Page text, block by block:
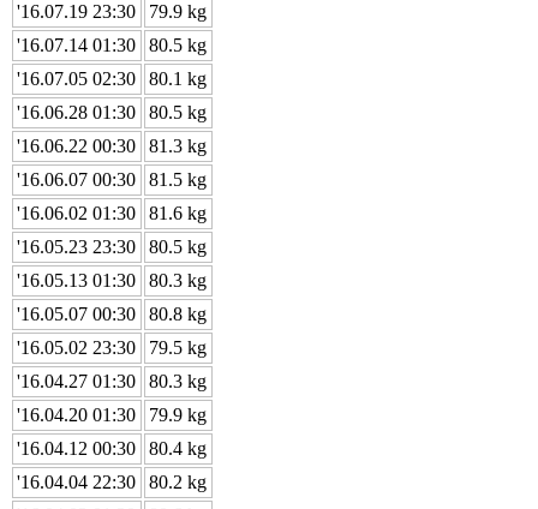
'16.07.19 23:30
79.9 kg
'16.07.14 01:30
80.5 kg
'16.07.05 02:30
80.1 kg
'16.06.28 01:30
80.5 kg
'16.06.22 00:30
81.3 kg
'16.06.07 00:30
81.5 kg
'16.06.02 01:30
81.6 kg
'16.05.23 23:30
80.5 kg
'16.05.13 01:30
80.3 kg
'16.05.07 00:30
80.8 kg
'16.05.02 23:30
79.5 kg
'16.04.27 01:30
80.3 kg
'16.04.20 01:30
79.9 kg
'16.04.12 00:30
80.4 kg
'16.04.04 22:30
80.2 kg